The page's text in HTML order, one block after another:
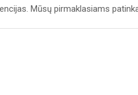
Mūsų pirmaklasiams